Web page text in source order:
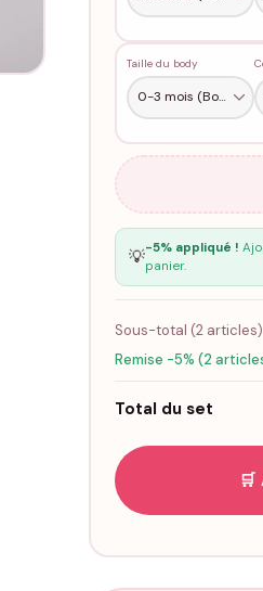
Taille du body
💡-5% appliqué !
panier.
Sous-total (2articles)
Remise -5% (2
Total du set
🛒